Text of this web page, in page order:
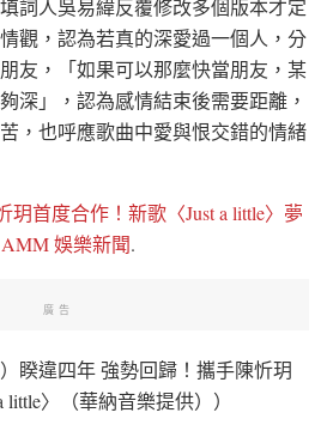
詞人吳易緯反覆修改多個版本才定
觀，認為若真的深愛過一個人，分
友，「如果可以那麼快當朋友，某
深」，認為感情結束後需要距離，
，也呼應歌曲中愛與恨交錯的情緒
玥首度合作！新歌〈Just a little〉夢
AMM 娛樂新聞.
廣告
睽違四年 強勢回歸！攜手陳忻玥
little〉（華納音樂提供））